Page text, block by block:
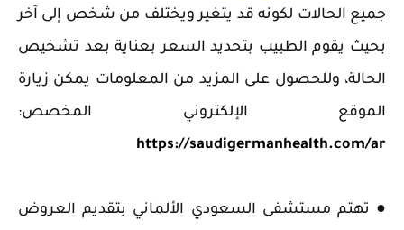
جميع الحالات لكونه قد يتغير ويختلف من شخص إلى آخر
بحيث يقوم الطبيب بتحديد السعر بعناية بعد تشخيص
الحالة، وللحصول على المزيد من المعلومات يمكن زيارة
الموقع الإلكتروني المخصص:
https://saudigermanhealth.com/ar
● تهتم مستشفى السعودي الألماني بتقديم العروض